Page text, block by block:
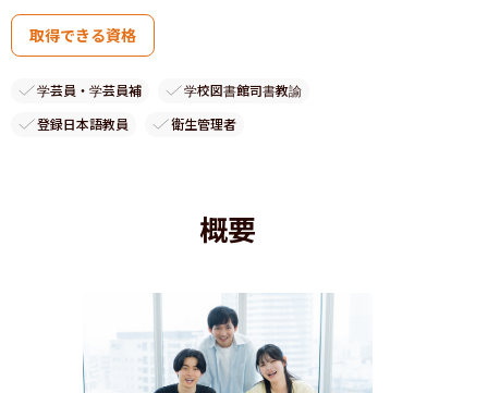
取得できる資格
学芸員・学芸員補
学校図書館司書教諭
登録日本語教員
衛生管理者
概要